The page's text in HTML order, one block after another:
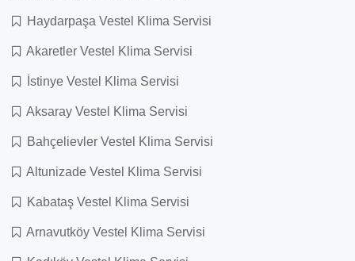
Haydarpaşa Vestel Klima Servisi
Akaretler Vestel Klima Servisi
İstinye Vestel Klima Servisi
Aksaray Vestel Klima Servisi
Bahçelievler Vestel Klima Servisi
Altunizade Vestel Klima Servisi
Kabataş Vestel Klima Servisi
Arnavutköy Vestel Klima Servisi